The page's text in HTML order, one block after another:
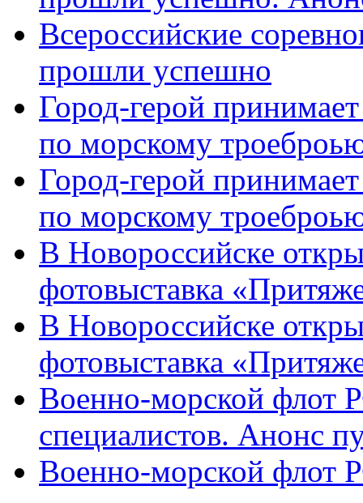
Всероссийские
прошли успешно
Город-герой
по морскому
Город-герой
по морскому
В Новороссийске
фотовыставка
В Новороссийске
фотовыставка
Военно-морской флот
специалистов. Анонс
Военно-морской флот